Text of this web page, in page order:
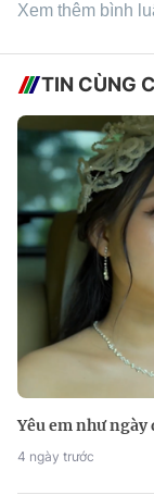
Xem thêm bình
TIN CÙNG
Yêu em như
4 ngày trước